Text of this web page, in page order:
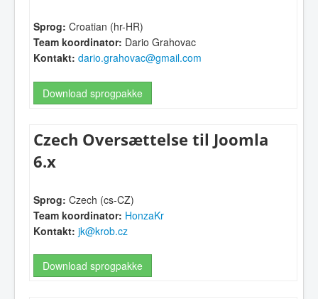
Sprog: Croatian (hr-HR)
Team koordinator: Dario Grahovac
Kontakt: dario.grahovac@gmail.com
Download sprogpakke
Czech Oversættelse til Joomla
6.x
Sprog: Czech (cs-CZ)
Team koordinator: HonzaKr
Kontakt: jk@krob.cz
Download sprogpakke